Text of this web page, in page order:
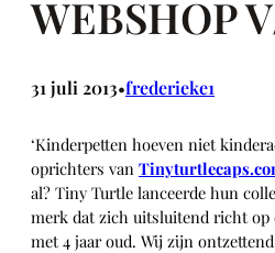
WEBSHOP
31 juli 2013•frederieke1
‘Kinderpetten hoeven niet
oprichters van
al? Tiny Turtle lanceerde hun
merk dat zich uitsluitend richt op
met 4 jaar oud. Wij zijn